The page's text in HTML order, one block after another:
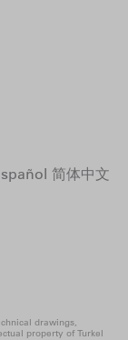
简体中文
drawings,
property of Turkel